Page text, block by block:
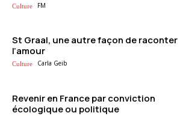
Culture FM
St Graal, une autre façon de raconter
l’amour
Culture Carla Geib
Revenir en France par conviction
écologique ou politique